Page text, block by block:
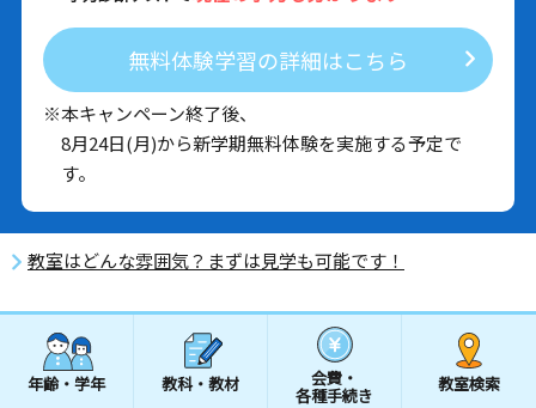
無料体験学習の詳細はこちら
※本キャンペーン終了後、
8月24日(月)から新学期無料体験を実施する予定で
す。
教室はどんな雰囲気？まずは見学も可能です！
年齢・学年 教科・教材 会費・
各種手続き
教室検索